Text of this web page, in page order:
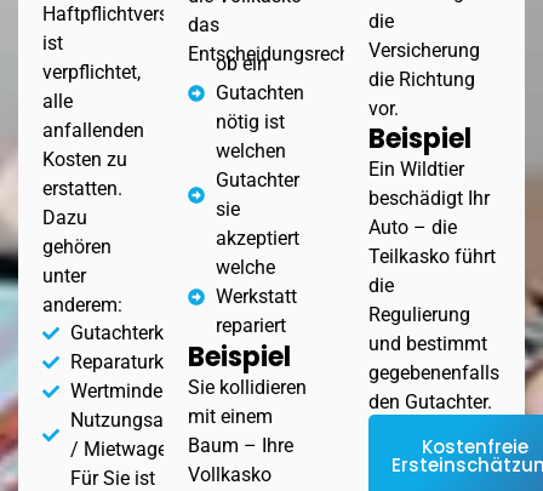
Haftpflichtversicherung
ist
verpflichtet,
alle
anfallenden
Kosten zu
erstatten.
Dazu
gehören
unter
anderem:
Gutachterkosten
Reparaturkosten
Wertminderung
Nutzungsausfall
/ Mietwagen
Für Sie ist
das
Entscheidungsrecht:
ob ein
Gutachten
nötig ist
welchen
Gutachter
sie
akzeptiert
welche
Werkstatt
repariert
Beispiel
Sie kollidieren
mit einem
Baum – Ihre
Vollkasko
die
Versicherung
die Richtung
vor.
Beispiel
Ein Wildtier
beschädigt Ihr
Auto – die
Teilkasko führt
die
Regulierung
und bestimmt
gegebenenfalls
den Gutachter.
Kostenfreie